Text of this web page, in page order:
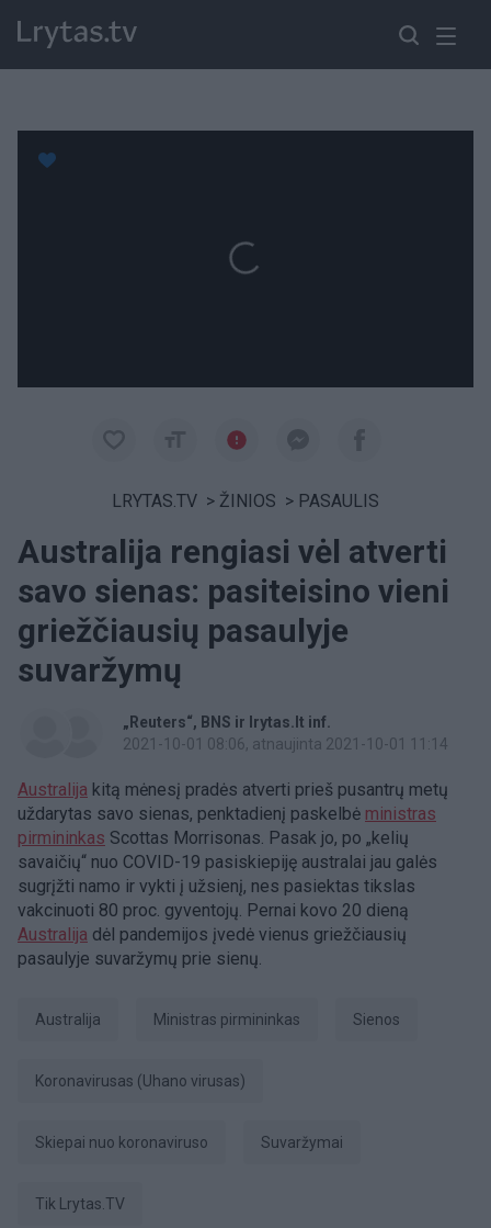
LRYTAS.TV > ŽINIOS > PASAULIS
Australija rengiasi vėl atverti
savo sienas: pasiteisino vieni
griežčiausių pasaulyje
suvaržymų
„Reuters“
BNS ir lrytas.lt inf.
2021-10-01 08:06, atnaujinta 2021-10-01 11:14
Australija kitą mėnesį pradės atverti prieš pusantrų metų
uždarytas savo sienas, penktadienį paskelbė ministras
pirmininkas Scottas Morrisonas. Pasak jo, po „kelių
savaičių“ nuo COVID-19 pasiskiepiję australai jau galės
sugrįžti namo ir vykti į užsienį, nes pasiektas tikslas
vakcinuoti 80 proc. gyventojų. Pernai kovo 20 dieną
Australija dėl pandemijos įvedė vienus griežčiausių
pasaulyje suvaržymų prie sienų.
Australija ministras pirmininkas sienos
koronavirusas (Uhano virusas)
Skiepai nuo koronaviruso suvaržymai
tik Lrytas.TV